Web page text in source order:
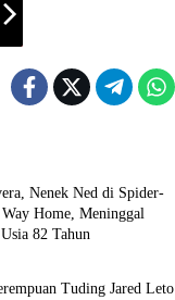
Nenek Ned di Spider-
Home, Meninggal
82 Tahun
Tuding Jared Leto